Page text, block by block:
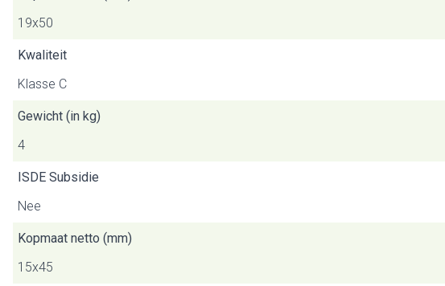
19x50
Kwaliteit
Klasse C
Gewicht (in kg)
4
ISDE Subsidie
Nee
Kopmaat netto (mm)
15x45